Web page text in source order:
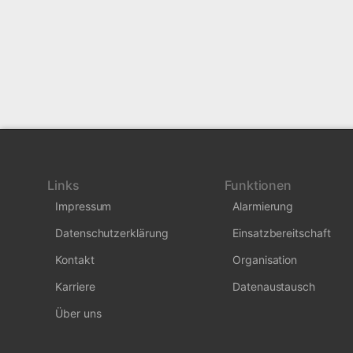
Links
Impressum
Datenschutzerklärung
Kontakt
Karriere
Über uns
Funktionen
Alarmierung
Einsatzbereitschaft
Organisation
Datenaustausch